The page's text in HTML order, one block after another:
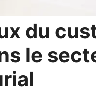
du
le